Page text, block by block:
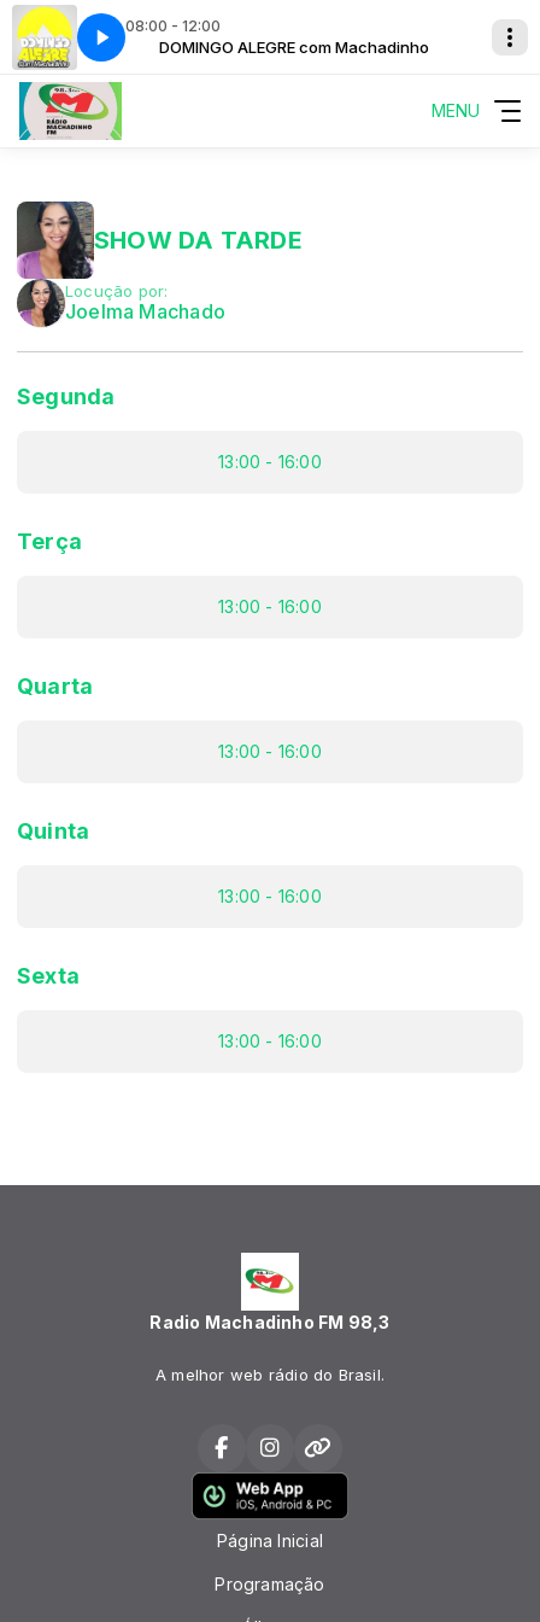
08:00 - 12:00
DOMINGO ALEGRE com Machadinho
MENU
SHOW DA TARDE
Locução por:
Joelma Machado
Segunda
13:00 - 16:00
Terça
13:00 - 16:00
Quarta
13:00 - 16:00
Quinta
13:00 - 16:00
Sexta
13:00 - 16:00
Radio Machadinho FM 98,3
A melhor web rádio do Brasil.
Página Inicial
Programação